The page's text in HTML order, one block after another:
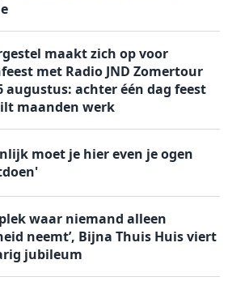
maakt zich op voor
met Radio JND Zomertour
augustus: achter één dag feest
maanden werk
moet je hier even je ogen
plek waar niemand alleen
neemt’, Bijna Thuis Huis viert
jubileum